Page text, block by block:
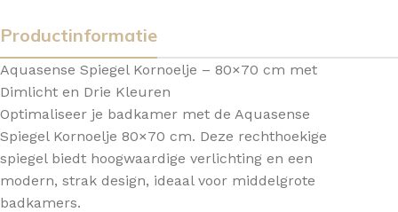
Productinformatie
Aquasense Spiegel Kornoelje – 80×70 cm met
Dimlicht en Drie Kleuren
Optimaliseer je badkamer met de Aquasense
Spiegel Kornoelje 80×70 cm. Deze rechthoekige
spiegel biedt hoogwaardige verlichting en een
modern, strak design, ideaal voor middelgrote
badkamers.